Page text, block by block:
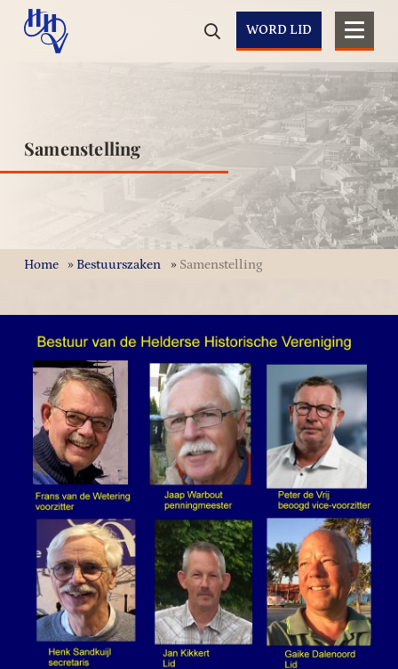
WORD LID
Samenstelling
Home » Bestuurszaken » Samenstelling